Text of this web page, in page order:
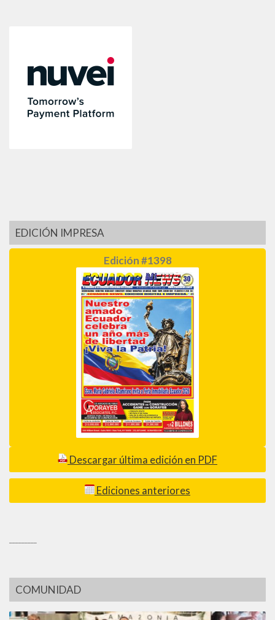
EDICIÓN IMPRESA
Edición #1398
Descargar última edición en PDF
Ediciones anteriores
COMUNIDAD